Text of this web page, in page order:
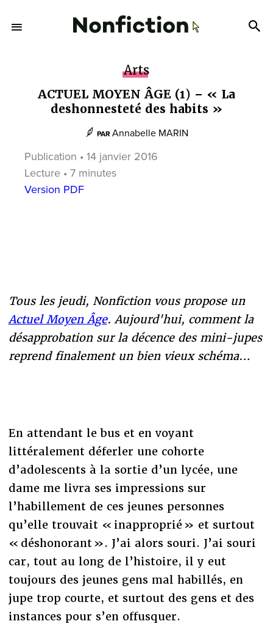
Arts
ACTUEL MOYEN ÂGE (1) – « La
deshonnesteté des habits »
PAR Annabelle MARIN
Publication • 14 janvier 2016
Lecture • 7 minutes
Version PDF
Tous les jeudi, Nonfiction vous propose un
Actuel Moyen Âge. Aujourd'hui, comment la
désapprobation sur la décence des mini-jupes
reprend finalement un bien vieux schéma…
En attendant le bus et en voyant
littéralement déferler une cohorte
d’adolescents à la sortie d’un lycée, une
dame me livra ses impressions sur
l’habillement de ces jeunes personnes
qu’elle trouvait « inapproprié » et surtout
« déshonorant ». J’ai alors souri. J’ai souri
car, tout au long de l’histoire, il y eut
toujours des jeunes gens mal habillés, en
jupe trop courte, et surtout des gens et des
instances pour s’en offusquer.